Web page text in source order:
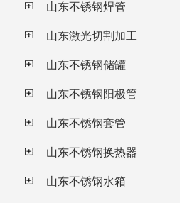
山东不锈钢焊管
山东激光切割加工
山东不锈钢储罐
山东不锈钢阳极管
山东不锈钢套管
山东不锈钢换热器
山东不锈钢水箱